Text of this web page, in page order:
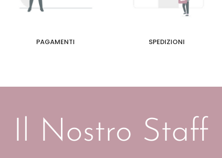
PAGAMENTI SPEDIZIONI
Il Nostro Staff